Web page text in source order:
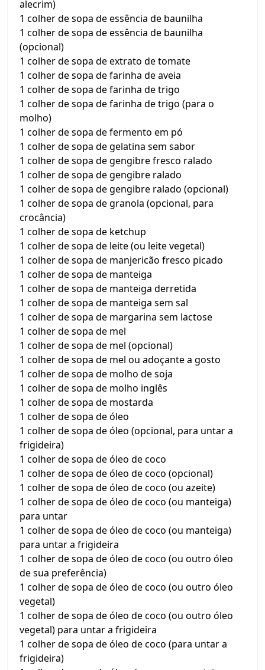
alecrim)
1 colher de sopa de essência de baunilha
1 colher de sopa de essência de baunilha
(opcional)
1 colher de sopa de extrato de tomate
1 colher de sopa de farinha de aveia
1 colher de sopa de farinha de trigo
1 colher de sopa de farinha de trigo (para o
molho)
1 colher de sopa de fermento em pó
1 colher de sopa de gelatina sem sabor
1 colher de sopa de gengibre fresco ralado
1 colher de sopa de gengibre ralado
1 colher de sopa de gengibre ralado (opcional)
1 colher de sopa de granola (opcional, para
crocância)
1 colher de sopa de ketchup
1 colher de sopa de leite (ou leite vegetal)
1 colher de sopa de manjericão fresco picado
1 colher de sopa de manteiga
1 colher de sopa de manteiga derretida
1 colher de sopa de manteiga sem sal
1 colher de sopa de margarina sem lactose
1 colher de sopa de mel
1 colher de sopa de mel (opcional)
1 colher de sopa de mel ou adoçante a gosto
1 colher de sopa de molho de soja
1 colher de sopa de molho inglês
1 colher de sopa de mostarda
1 colher de sopa de óleo
1 colher de sopa de óleo (opcional, para untar a
frigideira)
1 colher de sopa de óleo de coco
1 colher de sopa de óleo de coco (opcional)
1 colher de sopa de óleo de coco (ou azeite)
1 colher de sopa de óleo de coco (ou manteiga)
para untar
1 colher de sopa de óleo de coco (ou manteiga)
para untar a frigideira
1 colher de sopa de óleo de coco (ou outro óleo
de sua preferência)
1 colher de sopa de óleo de coco (ou outro óleo
vegetal)
1 colher de sopa de óleo de coco (ou outro óleo
vegetal) para untar a frigideira
1 colher de sopa de óleo de coco (para untar a
frigideira)